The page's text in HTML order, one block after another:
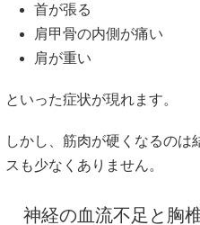
首が張る
肩甲骨の内側が痛い
肩が重い
といった症状が現れます。
しかし、筋肉が硬くなるのは
スも少なくありません。
神経の血流不足と胸